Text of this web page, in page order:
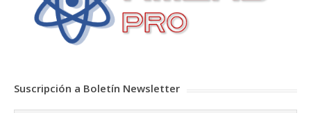
Suscripción a Boletín Newsletter